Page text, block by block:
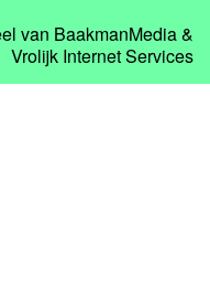
van BaakmanMedia&
Vrolijk Internet Services